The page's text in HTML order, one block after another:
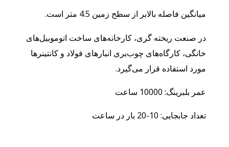
میانگین فاصله بالابر از سطح زمین 4.5 متر است.
در صنعت ریخته گری، کارخانه‌های ساخت اتوموبیل‌های
خانگی، کارگاه‌های چوب‌بری انبارهای فولاد و کانتینرها
مورد استفاده قرار می‌گیرد.
عمر بلبرینگ: 10000 ساعت
تعداد جابجایی: 10-20 بار در ساعت